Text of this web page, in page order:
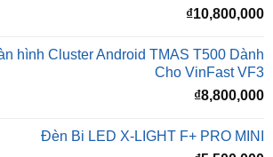
hình Cluster Android TMAS T500 Dành
₫8,800,000
Đèn Bi LED X-LIGHT F+ PRO MINI